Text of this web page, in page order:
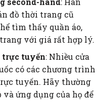
đồ thời trang cũ
tìm thấy quần áo,
với giá rất hợp lý.
trực tuyến: Nhiều cửa
có các chương trình
tuyến. Hãy thường
ứng dụng của họ để